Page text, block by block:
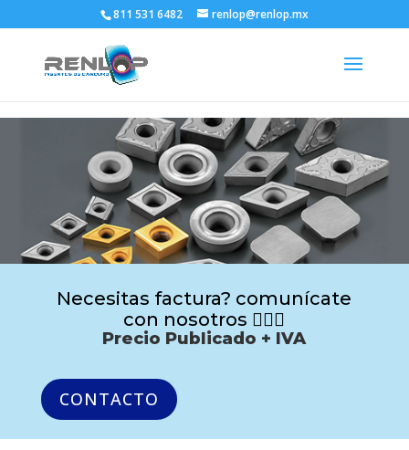
811 531 6482 renlop@renlop.mx
Necesitas factura? comunícate
con nosotros 🙋🏻‍♂️
Precio Publicado + IVA
CONTACTO